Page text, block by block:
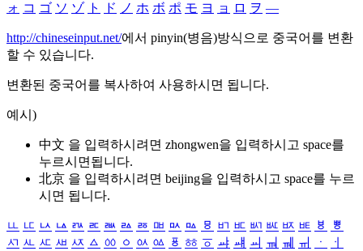
ォ コ ゴ ソ ゾ ト ド ノ ホ ボ ポ モ ヨ ョ ロ ヲ ―
http://chineseinput.net/에서 pinyin(병음)방식으로 중국어를 변환
할 수 있습니다.
변환된 중국어를 복사하여 사용하시면 됩니다.
예시)
中文 을 입력하시려면 zhongwen을 입력하시고 space를
누르시면됩니다.
北京 을 입력하시려면 beijing을 입력하시고 space를 누르
시면 됩니다.
ㅥ ㅦ ㅧ ㅨ ㅩ ㅪ ㅫ ㅬ ㅭ ㅮ ㅯ ㅰ ㅱ ㅲ ㅳ ㅴ ㅵ ㅶ ㅷ ㅸ
ㅹ
ㅺ ㅻ ㅼ ㅽ ㅾ ㅿ ㆀ ㆁ ㆂ ㆃ ㆄ ㆅ ㆆ ㆇ ㆈ ㆉ ㆊ ㆋ ㆌ ㆍ
ㆎ